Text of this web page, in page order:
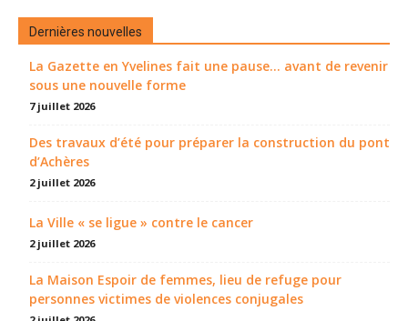
Dernières nouvelles
La Gazette en Yvelines fait une pause... avant de revenir
sous une nouvelle forme
7 juillet 2026
Des travaux d’été pour préparer la construction du pont
d’Achères
2 juillet 2026
La Ville « se ligue » contre le cancer
2 juillet 2026
La Maison Espoir de femmes, lieu de refuge pour
personnes victimes de violences conjugales